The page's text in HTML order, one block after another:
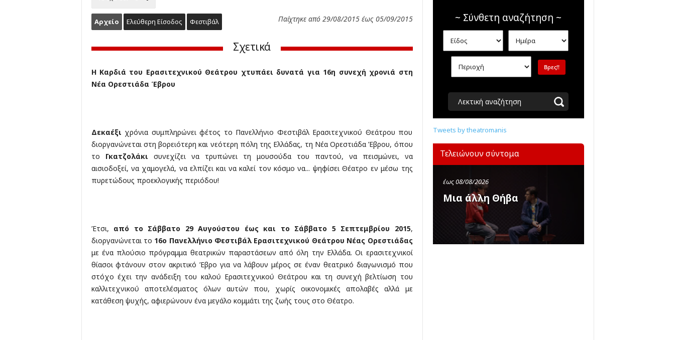
ί
ς
Αρχείο Ελεύθερη Είσοδος Φεστιβάλ Παίχτηκε από 29/08/2015 έως 05/09/2015
Σχετικά
Η Καρδιά του Ερασιτεχνικού Θεάτρου χτυπάει δυνατά για 16η συνεχή χρονιά στη
Νέα Ορεστιάδα Έβρου
Δεκαέξι χρόνια συμπληρώνει φέτος το Πανελλήνιο Φεστιβάλ Ερασιτεχνικού Θεάτρου που
διοργανώνεται στη βορειότερη και νεότερη πόλη της Ελλάδας, τη Νέα Ορεστιάδα Έβρου, όπου
το Γκατζολάκι συνεχίζει να τρυπώνει τη μουσούδα του παντού, να πεισμώνει, να
αισιοδοξεί, να χαμογελά, να ελπίζει και να καλεί τον κόσμο να... ψηφίσει Θέατρο εν μέσω της
πυρετώδους προεκλογικής περιόδου!
Έτσι, από το Σάββατο 29 Αυγούστου έως και το Σάββατο 5 Σεπτεμβρίου 2015,
διοργανώνεται το 16ο Πανελλήνιο Φεστιβάλ Ερασιτεχνικού Θεάτρου Νέας Ορεστιάδας
με ένα πλούσιο πρόγραμμα θεατρικών παραστάσεων από όλη την Ελλάδα. Οι ερασιτεχνικοί
θίασοι φτάνουν στον ακριτικό Έβρο για να λάβουν μέρος σε έναν θεατρικό διαγωνισμό που
στόχο έχει την ανάδειξη του καλού Ερασιτεχνικού Θεάτρου και τη συνεχή βελτίωση του
καλλιτεχνικού αποτελέσματος όλων αυτών που, χωρίς οικονομικές απολαβές αλλά με
κατάθεση ψυχής, αφιερώνουν ένα μεγάλο κομμάτι της ζωής τους στο Θέατρο.
~ Σύνθετη αναζήτηση ~
Λεκτική αναζήτηση
Tweets by theatromanis
Τελειώνουν σύντομα
έως 08/08/2026
Μια άλλη Θήβα